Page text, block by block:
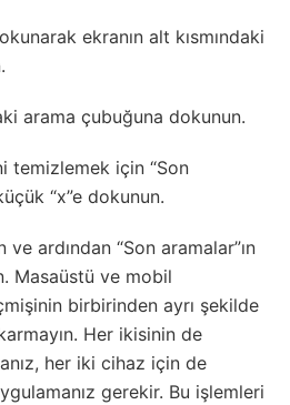
ekranın alt kısmındaki
arama çubuğuna dokunun.
temizlemek için “Son
“x”e dokunun.
ardından “Son aramalar”ın
Masaüstü ve mobil
birbirinden ayrı şekilde
Her ikisinin de
her iki cihaz için de
gerekir. Bu işlemleri